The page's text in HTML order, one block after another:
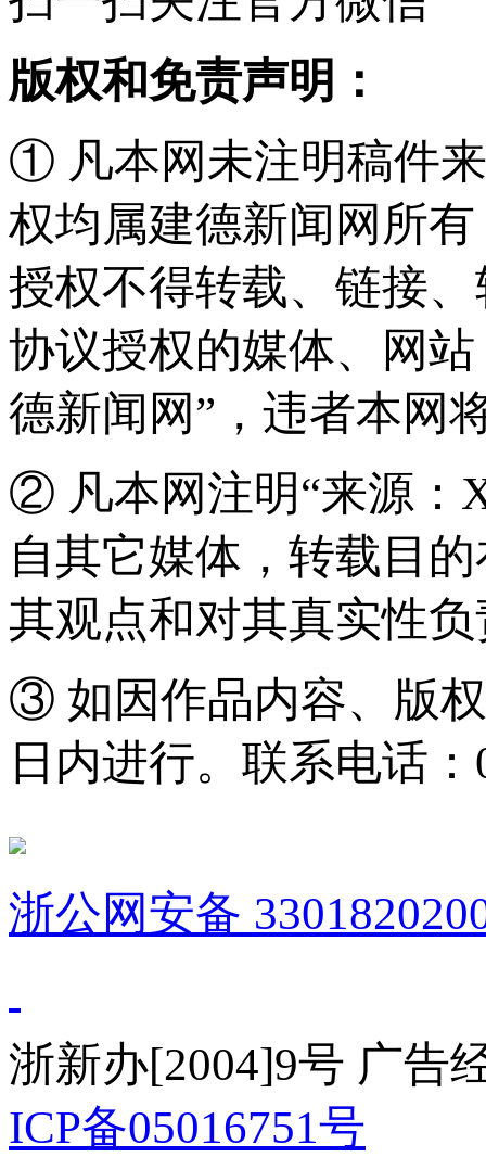
版权和免责声明：
① 凡本网未注明稿件
权均属建德新闻网所
授权不得转载、链接
协议授权的媒体、网
德新闻网”，违者本网
② 凡本网注明“来源：
自其它媒体，转载目
其观点和对其真实性
③ 如因作品内容、版
日内进行。联系电话：
浙公网安备
浙新办[2004]9号 广告
ICP备05016751号